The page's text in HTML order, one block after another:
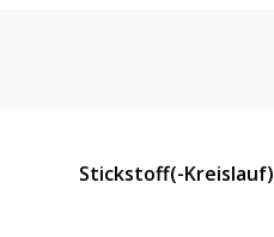
Stickstoff(-Kreislauf)